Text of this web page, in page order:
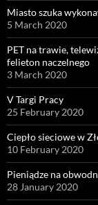
Miasto szuka
5 March 2020
PET na trawie,
felieton naczelnego
3 March 2020
V Targi Pracy
25 February 2020
Ciepło sieciowe w
10 February 2020
Pieniądze na
28 January 2020